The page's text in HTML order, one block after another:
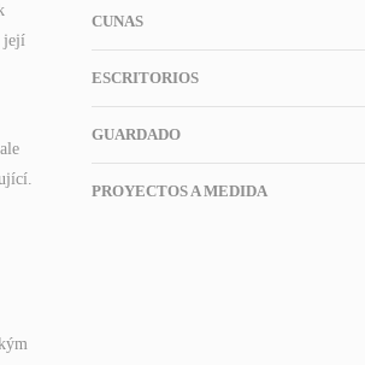
její
CUNAS
ESCRITORIOS
GUARDADO
PROYECTOS A MEDIDA